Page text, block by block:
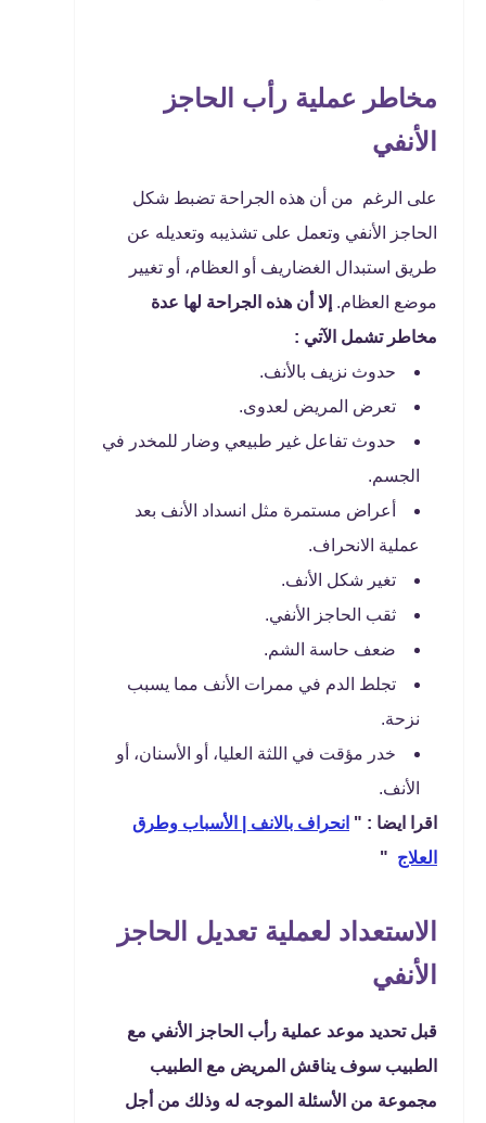
مخاطر عملية رأب الحاجز
الأنفي
على الرغم من أن هذه الجراحة تضبط شكل
الحاجز الأنفي وتعمل على تشذيبه وتعديله عن
طريق استبدال الغضاريف أو العظام، أو تغيير
موضع العظام. إلا أن هذه الجراحة لها عدة
مخاطر تشمل الآتي :
حدوث نزيف بالأنف.
تعرض المريض لعدوى.
حدوث تفاعل غير طبيعي وضار للمخدر في
الجسم.
أعراض مستمرة مثل انسداد الأنف بعد
عملية الانحراف.
تغير شكل الأنف.
ثقب الحاجز الأنفي.
ضعف حاسة الشم.
تجلط الدم في ممرات الأنف مما يسبب
نزحة.
خدر مؤقت في اللثة العليا، أو الأسنان، أو
الأنف.
اقرا ايضا : " انحراف بالانف | الأسباب وطرق
العلاج "
الاستعداد لعملية تعديل الحاجز
الأنفي
قبل تحديد موعد عملية رأب الحاجز الأنفي مع
الطبيب سوف يناقش المريض مع الطبيب
مجموعة من الأسئلة الموجه له وذلك من أجل